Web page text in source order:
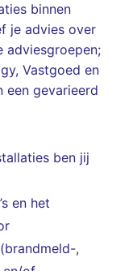
binnen
je advies over
adviesgroepen;
Vastgoed en
een gevarieerd
ben jij
en het
,